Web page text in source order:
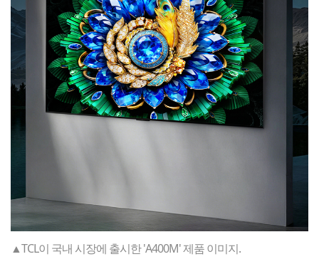
▲TCL이 국내 시장에 출시한 'A400M' 제품 이미지.